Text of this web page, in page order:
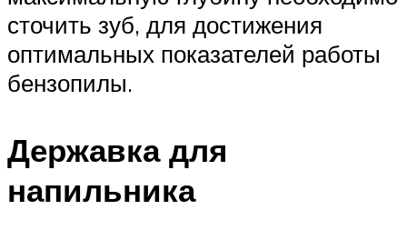
сточить зуб, для достижения
оптимальных показателей работы
бензопилы.
Державка для
напильника